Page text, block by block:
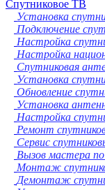
Спутниковое ТВ
Установка
Подключение
Настройка
Настройка
Спутниковая
Установка
Обновление
Установка
Настройка
Ремонт
Сервис
Вызов мастера
Монтаж
Демонтаж